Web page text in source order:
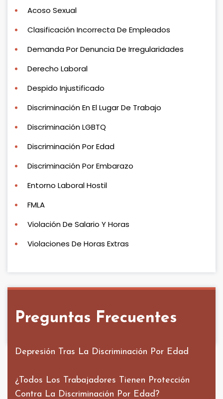
Acoso Sexual
Clasificación Incorrecta De Empleados
Demanda Por Denuncia De Irregularidades
Derecho Laboral
Despido Injustificado
Discriminación En El Lugar De Trabajo
Discriminación LGBTQ
Discriminación Por Edad
Discriminación Por Embarazo
Entorno Laboral Hostil
FMLA
Violación De Salario Y Horas
Violaciones De Horas Extras
Preguntas Frecuentes
Depresión Tras La Discriminación Por Edad
¿Todos Los Trabajadores Tienen Protección
Contra La Discriminación Por Edad?